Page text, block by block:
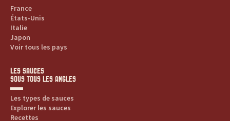
France
États-Unis
Italie
Japon
Voir tous les pays
LES SAUCES
SOUS TOUS LES ANGLES
Les types de sauces
Explorer les sauces
Recettes